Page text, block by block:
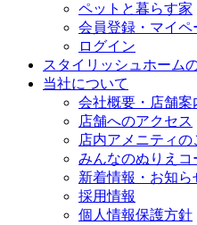
ペットと暮らす家
会員登録・マイペ
ログイン
スタイリッシュホーム
当社について
会社概要・店舗案
店舗へのアクセス
店内アメニティの
みんなのぬりえコ
新着情報・お知ら
採用情報
個人情報保護方針